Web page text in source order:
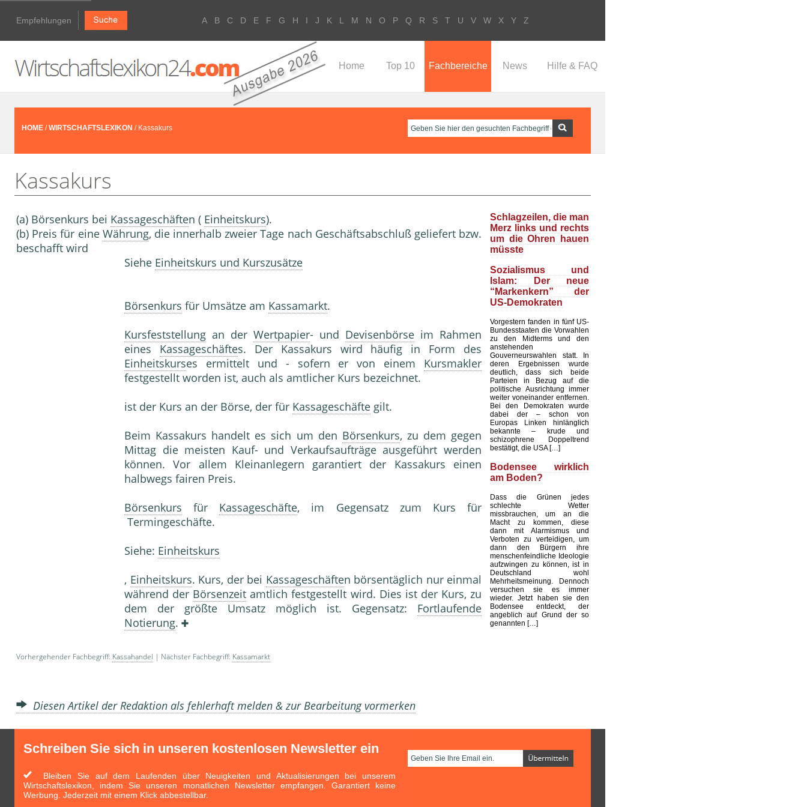
Empfehlungen A B C D E F G H I J K L M N O P Q R S T U V W X Y Z
Home Top 10 Fachbereiche News Hilfe & FAQ
HOME /WIRTSCHAFTSLEXIKON / Kassakurs
Kassakurs
(a) Börsenkurs bei Kassageschäften ( Einheitskurs).
(b) Preis für eine Währung, die innerhalb zweier Tage nach Geschäftsabschluß geliefert bzw.
beschafft wird
Siehe Einheitskurs und Kurszusätze
Börsenkurs für Umsätze am Kassamarkt.
Kursfeststellung an der Wertpapier- und Devisenbörse im Rahmen
eines Kassageschäftes. Der Kassakurs wird häufig in Form des
Einheitskurses ermittelt und - sofern er von einem Kursmakler
festgestellt worden ist, auch als amtlicher Kurs bezeichnet.
ist der Kurs an der Börse, der für Kassageschäfte gilt.
Beim Kassakurs handelt es sich um den Börsenkurs, zu dem gegen
Mittag die meisten Kauf- und Verkaufsaufträge ausgeführt werden
können. Vor allem Kleinanlegern garantiert der Kassakurs einen
halbwegs fairen Preis.
Börsenkurs für Kassageschäfte, im Gegensatz zum Kurs für
Termingeschäfte.
Siehe: Einheitskurs
, Einheitskurs. Kurs, der bei Kassageschäften börsentäglich nur einmal
während der Börsenzeit amtlich festgestellt wird. Dies ist der Kurs, zu
dem der größte Umsatz möglich ist. Gegensatz: Fortlaufende
Notierung.
Vorhergehender Fachbegriff: Kassahandel | Nächster Fachbegriff: Kassamarkt
Diesen Artikel der Redaktion als fehlerhaft melden & zur Bearbeitung vormerken
Schlagzeilen, die man
Merz links und rechts
um die Ohren hauen
müsste
Sozialismus und
Islam: Der neue
“Markenkern” der
US-Demokraten
Vorgestern fanden in fünf US-
Bundesstaaten die Vorwahlen
zu den Midterms und den
anstehenden
Gouverneurswahlen statt. In
deren Ergebnissen wurde
deutlich, dass sich beide
Parteien in Bezug auf die
politische Ausrichtung immer
weiter voneinander entfernen.
Bei den Demokraten wurde
dabei der – schon von
Europas Linken hinlänglich
bekannte – krude und
schizophrene Doppeltrend
bestätigt, die USA […]
Bodensee wirklich
am Boden?
Dass die Grünen jedes
schlechte Wetter
missbrauchen, um an die
Macht zu kommen, diese
dann mit Alarmismus und
Verboten zu verteidigen, um
dann den Bürgern ihre
menschenfeindliche Ideologie
aufzwingen zu können, ist in
Deutschland wohl
Mehrheitsmeinung. Dennoch
versuchen sie es immer
wieder. Jetzt haben sie den
Bodensee entdeckt, der
angeblich auf Grund der so
genannten […]
Schreiben Sie sich in unseren kostenlosen Newsletter ein
Bleiben Sie auf dem Laufenden über Neuigkeiten und Aktualisierungen bei unserem
Wirtschaftslexikon, indem Sie unseren monatlichen Newsletter empfangen. Garantiert keine
Werbung. Jederzeit mit einem Klick abbestellbar.